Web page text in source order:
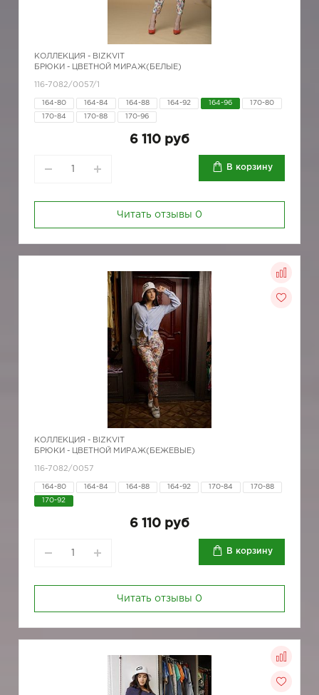
КОЛЛЕКЦИЯ - BIZKVIT
БРЮКИ - ЦВЕТНОЙ МИРАЖ(БЕЛЫЕ)
116-7082/0057/1
164-80 164-84 164-88 164-92 164-96 170-80
170-84 170-88 170-96
6 110 руб
В корзину
Читать отзывы 0
КОЛЛЕКЦИЯ - BIZKVIT
БРЮКИ - ЦВЕТНОЙ МИРАЖ(БЕЖЕВЫЕ)
116-7082/0057
164-80 164-84 164-88 164-92 170-84 170-88
170-92
6 110 руб
В корзину
Читать отзывы 0